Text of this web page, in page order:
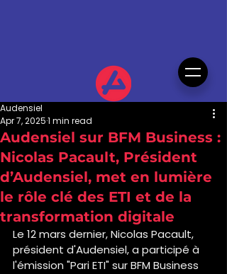
Audensiel sur BFM Business :
Nicolas Pacault, Président
d’Audensiel, met en lumière
le rôle clé des ETI et de la
transformation digitale
Audensiel
Apr 7, 20251 min read
Le 12 mars dernier, Nicolas Pacault,
président d'Audensiel, a participé à
l'émission "Pari ETI" sur BFM Business